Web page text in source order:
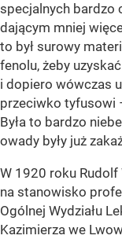
specjalnych bardzo
dającym mniej
to był surowy
fenolu, żeby
i dopiero wówczas
przeciwko tyfusowi
Była to bardzo
owady były już
W 1920 roku Rudolf
na stanowisko
Ogólnej Wydziału
Kazimierza we